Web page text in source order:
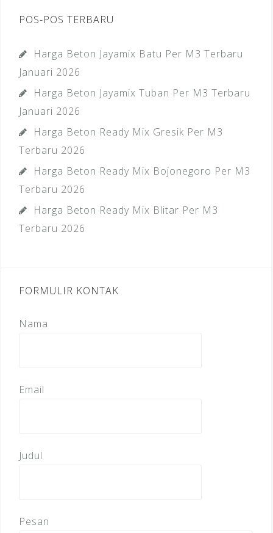
POS-POS TERBARU
Harga Beton Jayamix Batu Per M3 Terbaru
Januari 2026
Harga Beton Jayamix Tuban Per M3 Terbaru
Januari 2026
Harga Beton Ready Mix Gresik Per M3
Terbaru 2026
Harga Beton Ready Mix Bojonegoro Per M3
Terbaru 2026
Harga Beton Ready Mix Blitar Per M3
Terbaru 2026
FORMULIR KONTAK
Nama
Email
Judul
Pesan